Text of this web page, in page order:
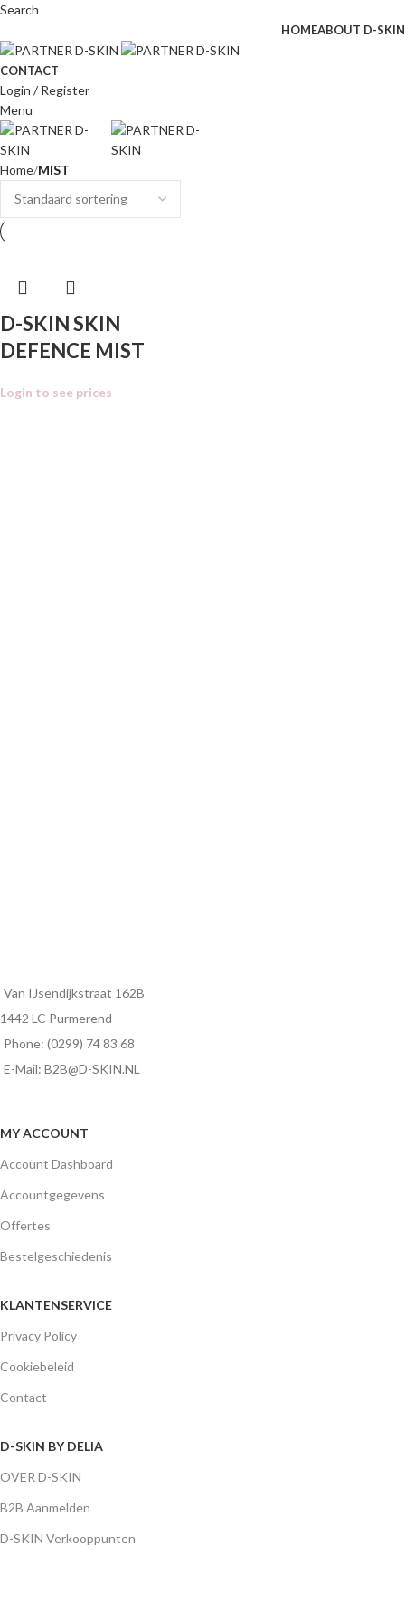
Search
HOMEABOUT D-SKIN
CONTACT
Login / Register
Menu
Home MIST
D-SKIN SKIN
DEFENCE MIST
Login to see prices
Van IJsendijkstraat 162B
1442 LC Purmerend
Phone: (0299) 74 83 68
E-Mail: B2B@D-SKIN.NL
MY ACCOUNT
Account Dashboard
Accountgegevens
Offertes
Bestelgeschiedenis
KLANTENSERVICE
Privacy Policy
Cookiebeleid
Contact
D-SKIN BY DELIA
OVER D-SKIN
B2B Aanmelden
D-SKIN Verkooppunten